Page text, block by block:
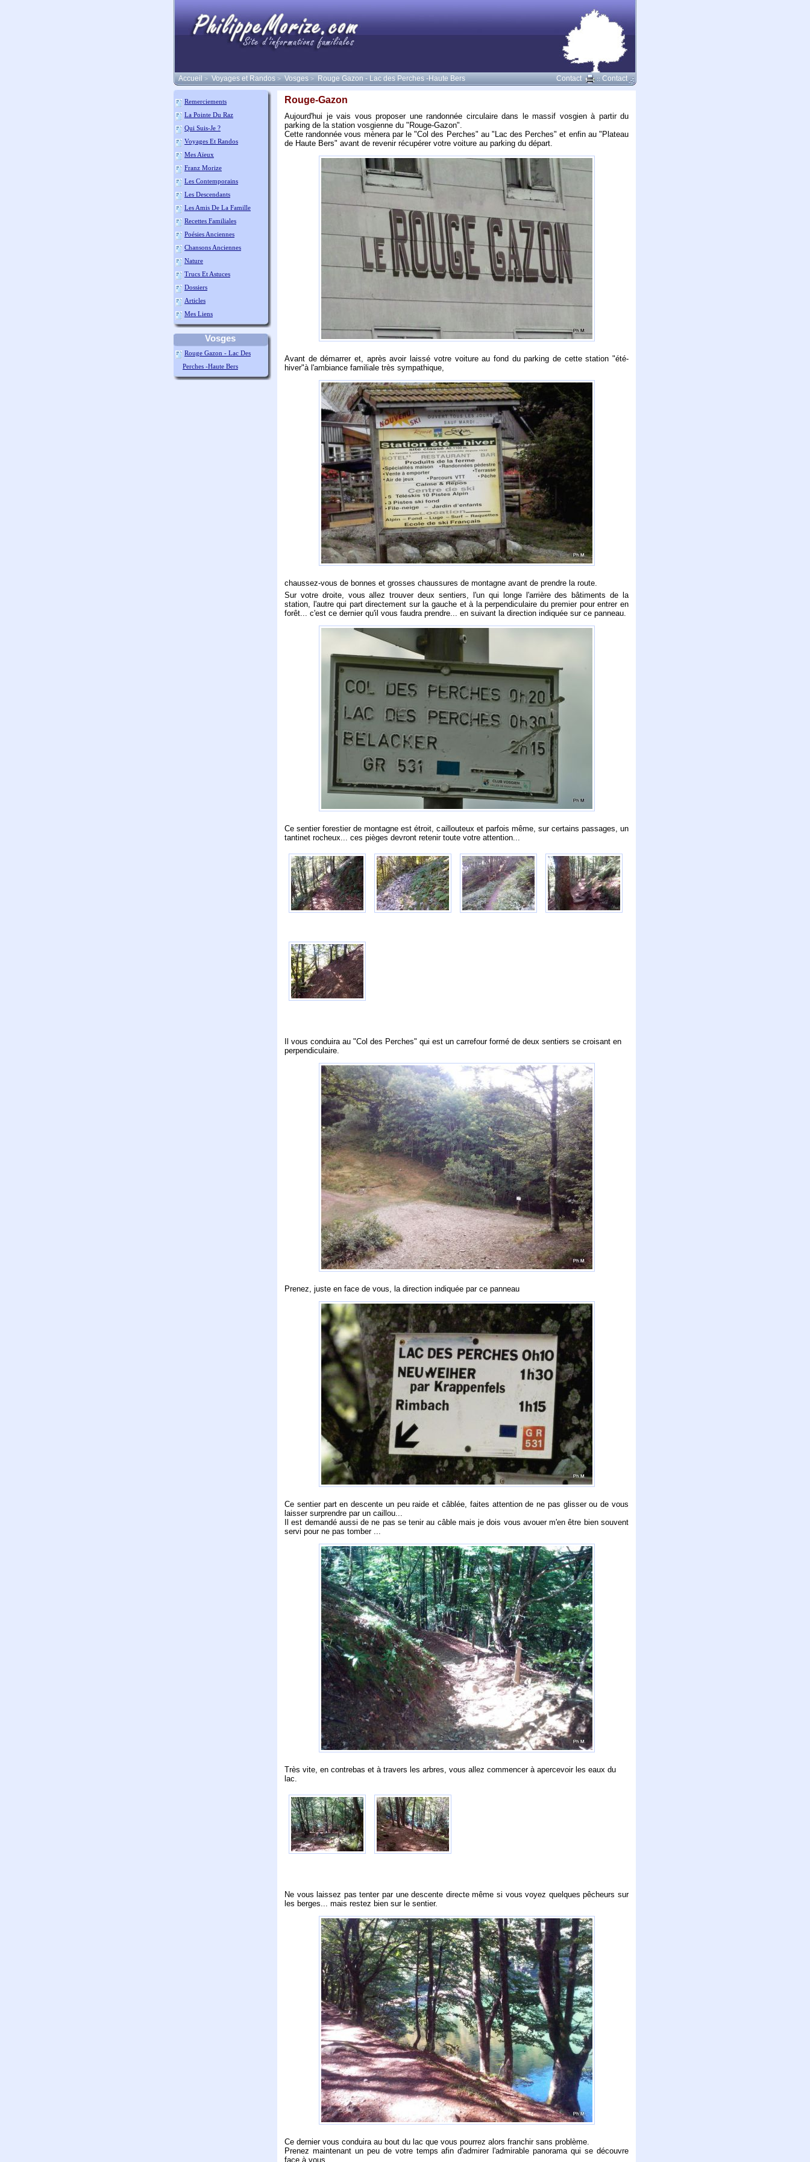
Contact :: Contact
Accueil > Voyages et Randos > Vosges > Rouge Gazon - Lac des Perches -Haute Bers
Remerciements
La Pointe Du Raz
Qui Suis-Je ?
Voyages Et Randos
Mes Aïeux
Franz Morize
Les Contemporains
Les Descendants
Les Amis De La Famille
Recettes Familiales
Poésies Anciennes
Chansons Anciennes
Nature
Trucs Et Astuces
Dossiers
Articles
Mes Liens
Vosges
Rouge Gazon - Lac Des
Perches -Haute Bers
Rouge-Gazon
Aujourd'hui je vais vous proposer une randonnée circulaire dans le massif vosgien à partir du
parking de la station vosgienne du "Rouge-Gazon".
Cette randonnée vous mènera par le "Col des Perches" au "Lac des Perches" et enfin au "Plateau
de Haute Bers" avant de revenir récupérer votre voiture au parking du départ.
Avant de démarrer et, après avoir laissé votre voiture au fond du parking de cette station "été-
hiver"à l'ambiance familiale très sympathique,
chaussez-vous de bonnes et grosses chaussures de montagne avant de prendre la route.
Sur votre droite, vous allez trouver deux sentiers, l'un qui longe l'arrière des bâtiments de la
station, l'autre qui part directement sur la gauche et à la perpendiculaire du premier pour entrer en
forêt... c'est ce dernier qu'il vous faudra prendre... en suivant la direction indiquée sur ce panneau.
Ce sentier forestier de montagne est étroit, caillouteux et parfois même, sur certains passages, un
tantinet rocheux... ces pièges devront retenir toute votre attention...
Il vous conduira au "Col des Perches" qui est un carrefour formé de deux sentiers se croisant en
perpendiculaire.
Prenez, juste en face de vous, la direction indiquée par ce panneau
Ce sentier part en descente un peu raide et câblée, faites attention de ne pas glisser ou de vous
laisser surprendre par un caillou...
Il est demandé aussi de ne pas se tenir au câble mais je dois vous avouer m'en être bien souvent
servi pour ne pas tomber ...
Très vite, en contrebas et à travers les arbres, vous allez commencer à apercevoir les eaux du
lac.
Ne vous laissez pas tenter par une descente directe même si vous voyez quelques pêcheurs sur
les berges... mais restez bien sur le sentier.
Ce dernier vous conduira au bout du lac que vous pourrez alors franchir sans problème.
Prenez maintenant un peu de votre temps afin d'admirer l'admirable panorama qui se découvre
face à vous.